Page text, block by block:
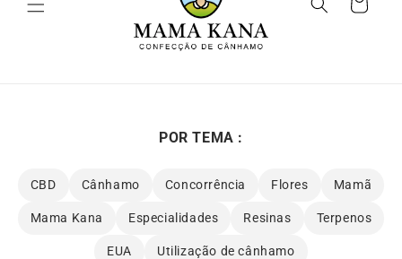
POR TEMA :
CBD Cânhamo Concorrência Flores Mamã
Mama Kana Especialidades Resinas Terpenos
EUA Utilização de cânhamo